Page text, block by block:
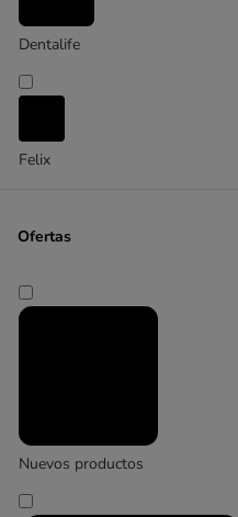
Dentalife
Felix
Ofertas
Nuevos productos